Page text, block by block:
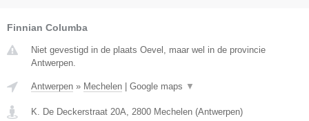
Finnian Columba
Niet gevestigd in de plaats Oevel, maar wel in de provincie
Antwerpen.
Antwerpen » Mechelen Google maps ▼
K. De Deckerstraat 20A, 2800 Mechelen (Antwerpen)